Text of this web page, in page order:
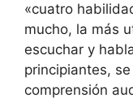
«cuatro
mucho, la más
escuchar y
principiantes,
comprensión